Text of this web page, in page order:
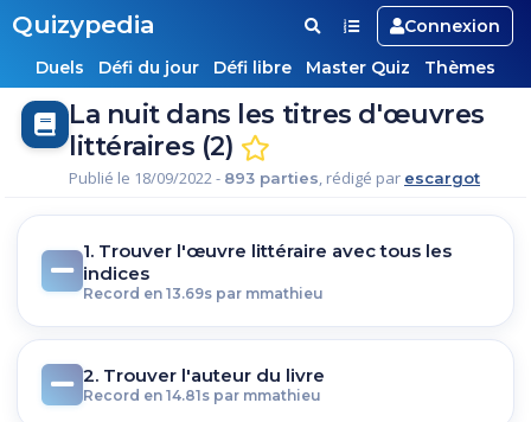
Quizypedia
Connexion
Duels
Défi du jour Défi libre Master Quiz Thèmes
La nuit dans les titres d'œuvres
littéraires (2)
Publié le 18/09/2022 - 893 parties, rédigé par escargot
1. Trouver l'œuvre littéraire avec tous les
indices
Record en 13.69s par mmathieu
2. Trouver l'auteur du livre
Record en 14.81s par mmathieu